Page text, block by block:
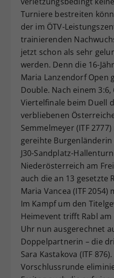
Turniere bestreiten
der im ÖTV-
trainierenden
jetzt schon als sehr
werden. Denn die 16-
Maria Lanzendorf Open
Double. Nach einem 3:6,
Viertelfinale beim Duell
verbliebenen
Semmelmeyer (ITF
gereihte Burgenländerin
J30-Sandplatz-
Niederösterreich am
auch die an 13 gesetzte
Maria Vancea (ITF 2054)
Im Kampf um den
Heimevent trifft Rabl am
Uhr nun ausgerechnet
Doppelpartnerin – die
Sara Kastakova (ITF
Vorschlussrunde
Zweck
Dieser Wert
zufällig
historische
Webseiten-
hat.